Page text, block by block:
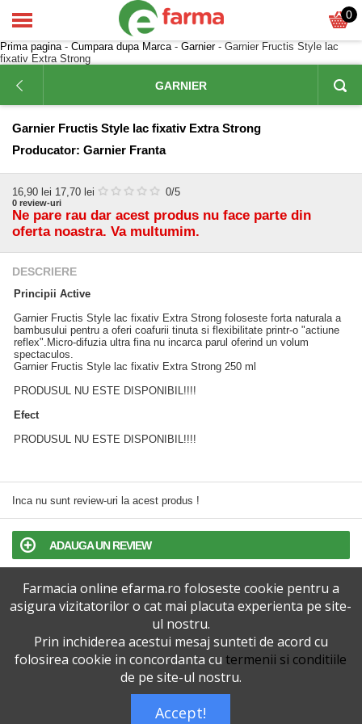
0
Prima pagina- Cumpara dupa Marca- Garnier- Garnier Fructis Style lac
fixativ Extra Strong
GARNIER
Garnier Fructis Style lac fixativ Extra Strong
Producator: Garnier Franta
16,90 lei 17,70 lei 0/5
0 review-uri
Ne pare rau dar acest produs nu face parte din
oferta noastra. Va multumim.
DESCRIERE
Principii Active
Garnier Fructis Style lac fixativ Extra Strong foloseste forta naturala a
bambusului pentru a oferi coafurii tinuta si flexibilitate printr-o "actiune
reflex".Micro-difuzia ultra fina nu incarca parul oferind un volum
spectaculos.
Garnier Fructis Style lac fixativ Extra Strong 250 ml
PRODUSUL NU ESTE DISPONIBIL!!!!
Efect
PRODUSUL NU ESTE DISPONIBIL!!!!
Inca nu sunt review-uri la acest produs !
ADAUGA UN REVIEW
TERMENI SI CONDITII
POLITICA DE CONFIDENTIALITATE
VERSIUNEA DESKTOP
Farmacia online efarma.ro foloseste cookie pentru a
asigura vizitatorilor o cat mai placuta experienta pe site-
ul nostru.
Prin inchiderea acestui mesaj sunteti de acord cu
folosirea cookie in concordanta cu termenii si conditiile
de pe site-ul nostru.
Accept!